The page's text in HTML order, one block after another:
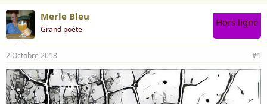
u
t
e
u
r
d
e
l
a
d
a
t
d
e
é
b
u
t
Merle Bleu
Grand poète
Hors ligne
2 Octobre 2018 #1